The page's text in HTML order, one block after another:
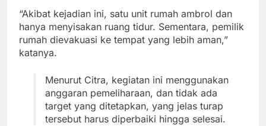
“Akibat kejadian ini, satu unit rumah ambrol dan
hanya menyisakan ruang tidur. Sementara, pemilik
rumah dievakuasi ke tempat yang lebih aman,”
katanya.
Menurut Citra, kegiatan ini menggunakan
anggaran pemeliharaan, dan tidak ada
target yang ditetapkan, yang jelas turap
tersebut harus diperbaiki hingga selesai.